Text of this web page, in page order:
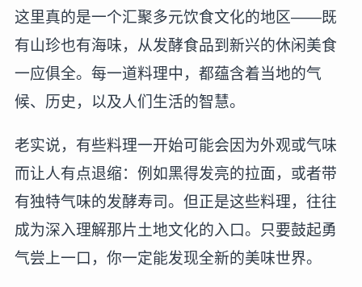
这里真的是一个汇聚多元饮食文化的地区——既
有山珍也有海味，从发酵食品到新兴的休闲美食
一应俱全。每一道料理中，都蕴含着当地的气
候、历史，以及人们生活的智慧。
老实说，有些料理一开始可能会因为外观或气味
而让人有点退缩：例如黑得发亮的拉面，或者带
有独特气味的发酵寿司。但正是这些料理，往往
成为深入理解那片土地文化的入口。只要鼓起勇
气尝上一口，你一定能发现全新的美味世界。